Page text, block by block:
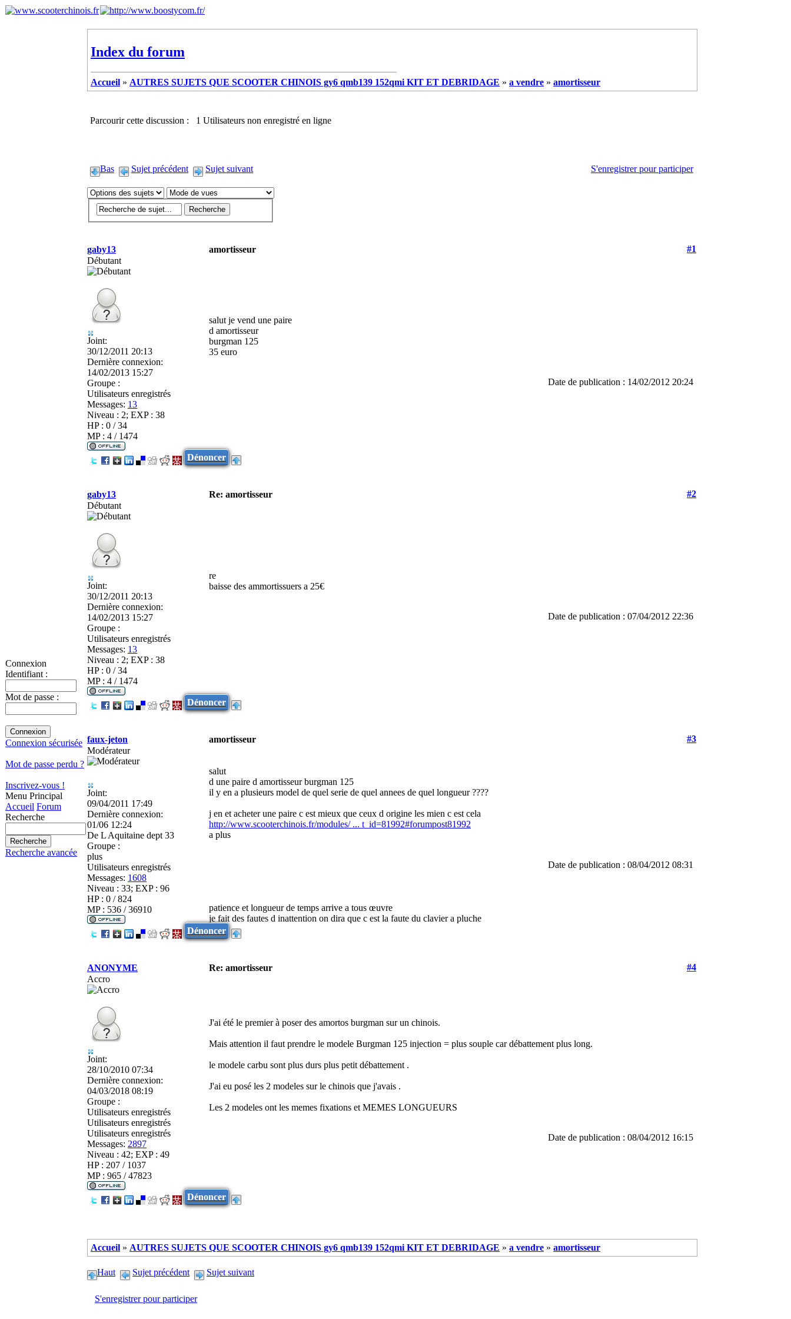
Connexion
Identifiant :
Mot de passe :
Connexion sécurisée
Mot de passe perdu ?
Inscrivez-vous !
Menu Principal
Accueil Forum
Recherche
Recherche avancée
Index du forum
Accueil » AUTRES SUJETS QUE SCOOTER CHINOIS gy6 qmb139 152qmi KIT ET DEBRIDAGE » a vendre » amortisseur
Parcourir cette discussion : 1 Utilisateurs non enregistré en ligne
Bas Sujet précédent Sujet suivant S'enregistrer pour participer
gaby13 amortisseur
#1
Débutant
Joint:
30/12/2011 20:13
Dernière connexion:
14/02/2013 15:27
Groupe :
Utilisateurs enregistrés
Messages: 13
Niveau : 2; EXP : 38
HP : 0 / 34
MP : 4 / 1474
salut je vend une paire
d amortisseur
burgman 125
35 euro
Date de publication : 14/02/2012 20:24
Dénoncer
gaby13 Re: amortisseur
#2
Débutant
Joint:
30/12/2011 20:13
Dernière connexion:
14/02/2013 15:27
Groupe :
Utilisateurs enregistrés
Messages: 13
Niveau : 2; EXP : 38
HP : 0 / 34
MP : 4 / 1474
re
baisse des ammortissuers a 25€
Date de publication : 07/04/2012 22:36
Dénoncer
faux-jeton amortisseur
#3
Modérateur
Joint:
09/04/2011 17:49
Dernière connexion:
01/06 12:24
De L Aquitaine dept 33
Groupe :
plus
Utilisateurs enregistrés
Messages: 1608
Niveau : 33; EXP : 96
HP : 0 / 824
MP : 536 / 36910
salut
d une paire d amortisseur burgman 125
il y en a plusieurs model de quel serie de quel annees de quel longueur ????
j en et acheter une paire c est mieux que ceux d origine les mien c est cela
http://www.scooterchinois.fr/modules/ ... t_id=81992#forumpost81992
a plus
Date de publication : 08/04/2012 08:31
patience et longueur de temps arrive a tous œuvre
je fait des fautes d inattention on dira que c est la faute du clavier a pluche
Dénoncer
ANONYME Re: amortisseur
#4
Accro
Joint:
28/10/2010 07:34
Dernière connexion:
04/03/2018 08:19
Groupe :
Utilisateurs enregistrés
Utilisateurs enregistrés
Utilisateurs enregistrés
Messages: 2897
Niveau : 42; EXP : 49
HP : 207 / 1037
MP : 965 / 47823
J'ai été le premier à poser des amortos burgman sur un chinois.
Mais attention il faut prendre le modele Burgman 125 injection = plus souple car débattement plus long.
le modele carbu sont plus durs plus petit débattement .
J'ai eu posé les 2 modeles sur le chinois que j'avais .
Les 2 modeles ont les memes fixations et MEMES LONGUEURS
Date de publication : 08/04/2012 16:15
Dénoncer
Accueil » AUTRES SUJETS QUE SCOOTER CHINOIS gy6 qmb139 152qmi KIT ET DEBRIDAGE » a vendre » amortisseur
Haut Sujet précédent Sujet suivant
S'enregistrer pour participer